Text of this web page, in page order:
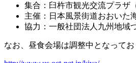
集合：臼杵市観光交流プラザ
主催：日本風景街道おおいた
協力：一般社団法人九州地域
なお、昼食会場は調整中となって